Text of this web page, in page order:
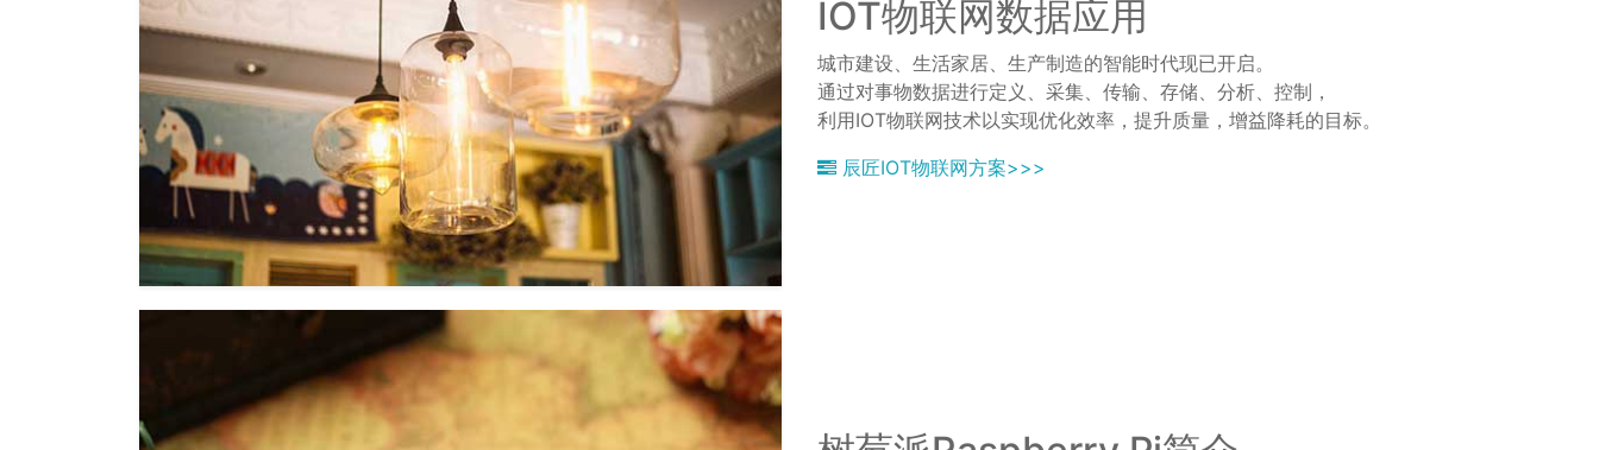
IOT物联网数据应用
城市建设、生活家居、生产制造的智能时代现已开启。
通过对事物数据进行定义、采集、传输、存储、分析、控制，
利用IOT物联网技术以实现优化效率，提升质量，增益降耗的目标。
辰匠IOT物联网方案>>>